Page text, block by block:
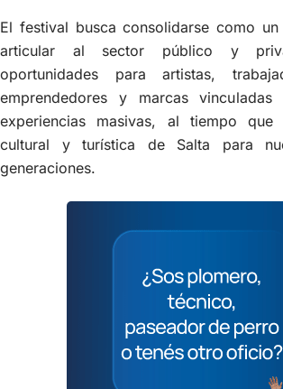
El festival busca consolidarse como
articular al sector público y
oportunidades para artistas,
emprendedores y marcas
experiencias masivas, al tiempo
cultural y turística de Salta para
generaciones.